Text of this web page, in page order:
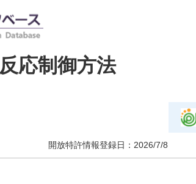
応制御方法
開放特許情報登録日： 2026/7/8